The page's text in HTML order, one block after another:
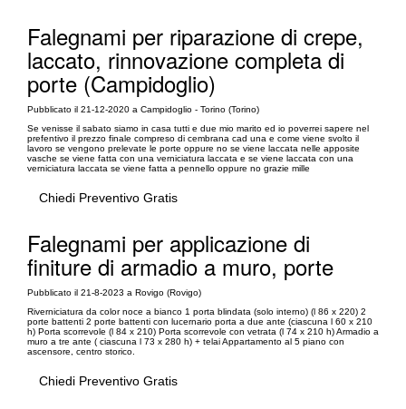
Falegnami per riparazione di crepe,
laccato, rinnovazione completa di
porte (Campidoglio)
Pubblicato il 21-12-2020 a Campidoglio - Torino (Torino)
Se venisse il sabato siamo in casa tutti e due mio marito ed io poverrei sapere nel
prefentivo il prezzo finale compreso di cembrana cad una e come viene svolto il
lavoro se vengono prelevate le porte oppure no se viene laccata nelle apposite
vasche se viene fatta con una verniciatura laccata e se viene laccata con una
verniciatura laccata se viene fatta a pennello oppure no grazie mille
Chiedi Preventivo Gratis
Falegnami per applicazione di
finiture di armadio a muro, porte
Pubblicato il 21-8-2023 a Rovigo (Rovigo)
Riverniciatura da color noce a bianco 1 porta blindata (solo interno) (l 86 x 220) 2
porte battenti 2 porte battenti con lucernario porta a due ante (ciascuna l 60 x 210
h) Porta scorrevole (l 84 x 210) Porta scorrevole con vetrata (l 74 x 210 h) Armadio a
muro a tre ante ( ciascuna l 73 x 280 h) + telai Appartamento al 5 piano con
ascensore, centro storico.
Chiedi Preventivo Gratis